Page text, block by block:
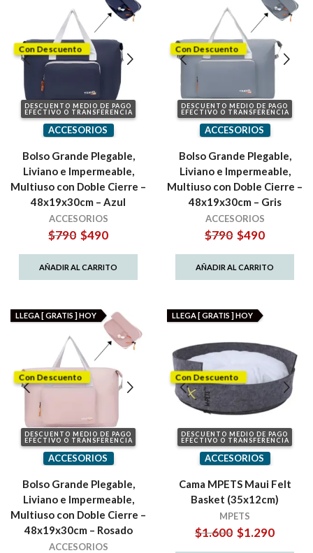
DESCUENTO MEDIO DE PAGO
EFECTIVO O TRANSFERENCIA
Con Descuento
ACCESORIOS
Bolso Grande Plegable,
Liviano e Impermeable,
Multiuso con Doble Cierre –
48x19x30cm – Azul
ACCESORIOS
$790 El
era:
$490El
es:
AÑADIR AL CARRITO
DESCUENTO MEDIO DE PAGO
EFECTIVO O TRANSFERENCIA
Con Descuento
ACCESORIOS
Bolso Grande Plegable,
Liviano e Impermeable,
Multiuso con Doble Cierre –
48x19x30cm – Gris
ACCESORIOS
$790 El
era:
$490El
es:
AÑADIR AL CARRITO
DESCUENTO MEDIO DE PAGO
EFECTIVO O TRANSFERENCIA
Con Descuento
LLEGA [ GRATIS ] HOY
ACCESORIOS
Bolso Grande Plegable,
Liviano e Impermeable,
Multiuso con Doble Cierre –
48x19x30cm – Rosado
ACCESORIOS
DESCUENTO MEDIO DE PAGO
EFECTIVO O TRANSFERENCIA
Con Descuento
LLEGA [ GRATIS ] HOY
ACCESORIOS
Cama MPETS Maui Felt
Basket (35x12cm)
MPETS
$1.600 El
$1.290El